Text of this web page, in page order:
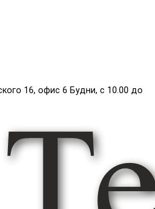
16, офис 6 Будни, с 10.00 до